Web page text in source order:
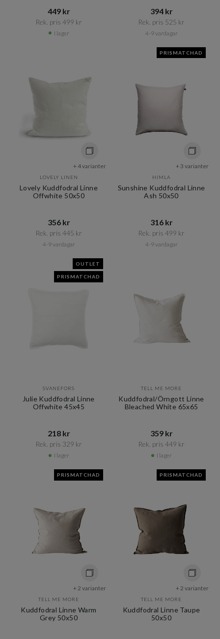
449 kr​​
Rek. pris 499 kr​​
I lager
394 kr​​
Rek. pris 525 kr​​
4-9 vardagar
+ 4 varianter
LOVELY LINEN
Lovely Kuddfodral Linne
Offwhite 50x50
356 kr​​
Rek. pris 445 kr​​
4-9 vardagar
PRISMATCHAD
+ 3 varianter
HIMLA
Sunshine Kuddfodral Linne
Ash 50x50
316 kr​​
Rek. pris 499 kr​​
4-9 vardagar
OUTLET
PRISMATCHAD
SVANEFORS
Julie Kuddfodral Linne
Offwhite 45x45
218 kr​​
Rek. pris 329 kr​​
I lager
TELL ME MORE
Kuddfodral/Örngott Linne
Bleached White 65x65
359 kr​​
Rek. pris 449 kr​​
I lager
PRISMATCHAD
+ 2 varianter
TELL ME MORE
Kuddfodral Linne Warm
Grey 50x50
PRISMATCHAD
+ 2 varianter
TELL ME MORE
Kuddfodral Linne Taupe
50x50